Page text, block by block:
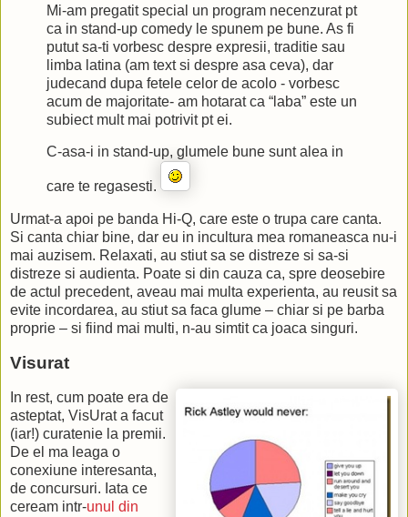
Mi-am pregatit special un program necenzurat pt
ca in stand-up comedy le spunem pe bune. As fi
putut sa-ti vorbesc despre expresii, traditie sau
limba latina (am text si despre asa ceva), dar
judecand dupa fetele celor de acolo - vorbesc
acum de majoritate- am hotarat ca “laba” este un
subiect mult mai potrivit pt ei.
C-asa-i in stand-up, glumele bune sunt alea in
care te regasesti.
Urmat-a apoi pe banda Hi-Q, care este o trupa care canta.
Si canta chiar bine, dar eu in incultura mea romaneasca nu-i
mai auzisem. Relaxati, au stiut sa se distreze si sa-si
distreze si audienta. Poate si din cauza ca, spre deosebire
de actul precedent, aveau mai multa experienta, au reusit sa
evite incordarea, au stiut sa faca glume – chiar si pe barba
proprie – si fiind mai multi, n-au simtit ca joaca singuri.
Visurat
In rest, cum poate era de
asteptat, VisUrat a facut
(iar!) curatenie la premii.
De el ma leaga o
conexiune interesanta,
de concursuri. Iata ce
ceream intr-unul din